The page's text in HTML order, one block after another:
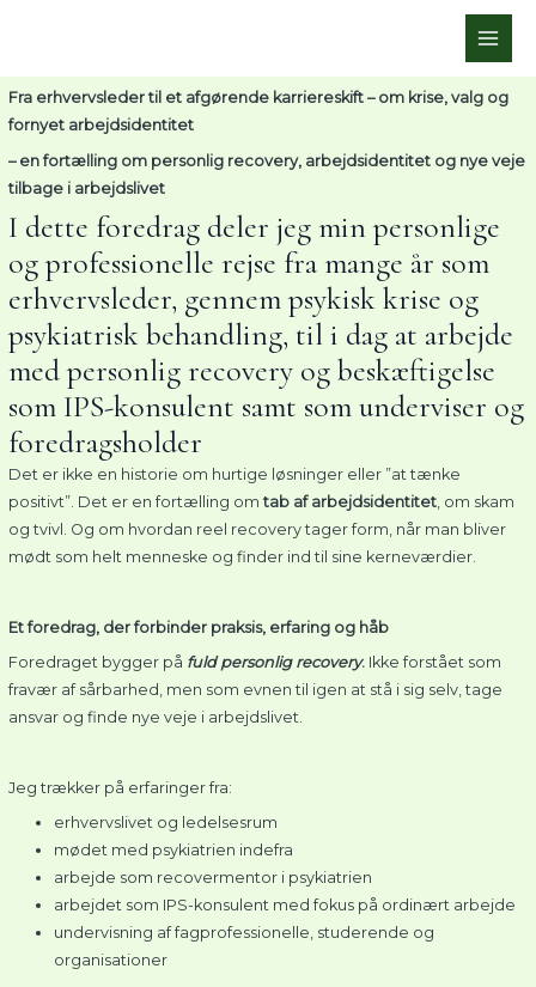
Fra erhvervsleder til et afgørende karriereskift – om krise, valg og
fornyet arbejdsidentitet
– en fortælling om personlig recovery, arbejdsidentitet og nye veje
tilbage i arbejdslivet
I dette foredrag deler jeg min personlige
og professionelle rejse fra mange år som
erhvervsleder, gennem psykisk krise og
psykiatrisk behandling, til i dag at arbejde
med personlig recovery og beskæftigelse
som IPS-konsulent samt som underviser og
foredragsholder
Det er ikke en historie om hurtige løsninger eller ”at tænke
positivt”. Det er en fortælling omtab af arbejdsidentitet, om skam
og tvivl. Og om hvordan reel recovery tager form, når man bliver
mødt som helt menneske og finder ind til sine kerneværdier.
Et foredrag, der forbinder praksis, erfaring og håb
Foredraget bygger på fuld personlig recovery. Ikke forstået som
fravær af sårbarhed, men som evnen til igen at stå i sig selv, tage
ansvar og finde nye veje i arbejdslivet.
Jeg trækker på erfaringer fra:
erhvervslivet og ledelsesrum
mødet med psykiatrien indefra
arbejde som recovermentor i psykiatrien
arbejdet som IPS-konsulent med fokus på ordinært arbejde
undervisning af fagprofessionelle, studerende og
organisationer